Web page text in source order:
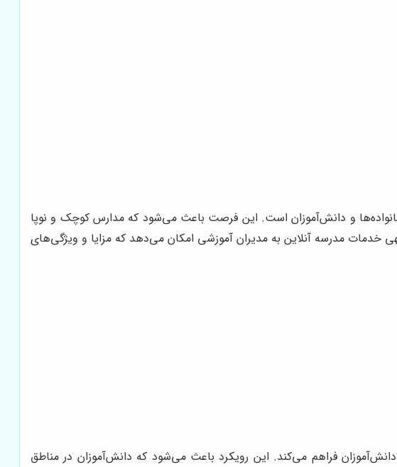
خانواده‌ها و دانش‌آموزان است. این فرصت باعث می‌شود که مدارس کوچک و نوپا
خدمات مدرسه آنلاین به مدیران آموزشی امکان می‌دهد که مزایا و ویژگی‌های
فراهم می‌کند. این رویکرد باعث می‌شود که دانش‌آموزان در مناطق